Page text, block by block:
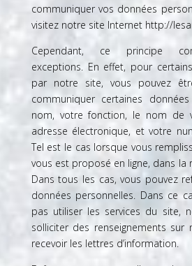
communiquer vos données
visitez notre site Internet http://
Cependant, ce principe
exceptions. En effet, pour
par notre site, vous pouvez
communiquer certaines
nom, votre fonction, le nom de
adresse électronique, et votre
Tel est le cas lorsque vous
vous est proposé en ligne, dans la
Dans tous les cas, vous pouvez
données personnelles. Dans ce
pas utiliser les services du site,
solliciter des renseignements sur
recevoir les lettres d’information.